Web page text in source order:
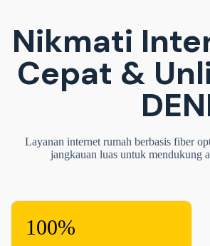
Nikmati
Cepat &
Layanan internet rumah berbasis fiber
jangkauan luas untuk mendukung
100%